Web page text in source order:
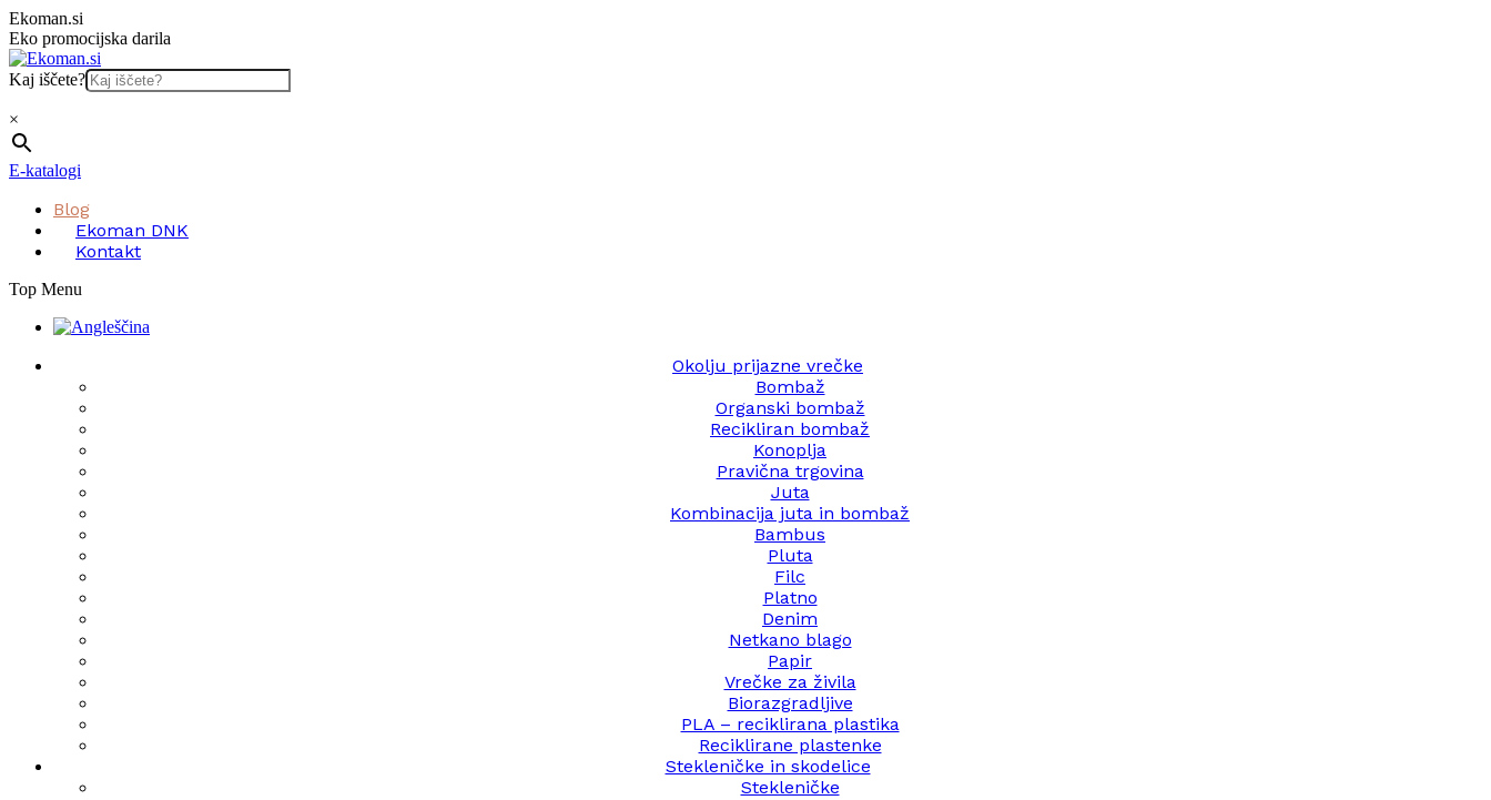
Skip
to
content
Ekoman.si
Eko promocijska darila
Kaj iščete?
×
E-katalogi
Blog
Ekoman DNK
Kontakt
Top Menu
Okolju prijazne vrečke
Bombaž
Organski bombaž
Recikliran bombaž
Konoplja
Pravična trgovina
Juta
Kombinacija juta in bombaž
Bambus
Pluta
Filc
Platno
Denim
Netkano blago
Papir
Vrečke za živila
Biorazgradljive
PLA – reciklirana plastika
Reciklirane plastenke
Stekleničke in skodelice
Stekleničke